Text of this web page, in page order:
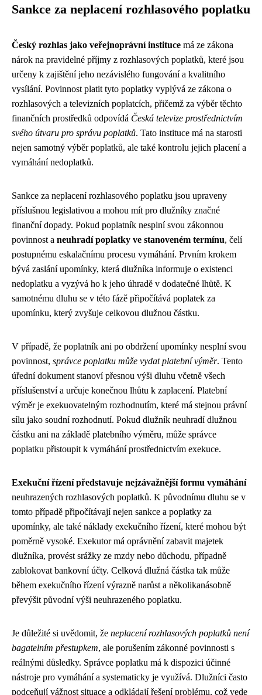
Sankce za neplacení rozhlasového poplatku
Český rozhlas jako veřejnoprávní instituce má ze zákona
nárok na pravidelné příjmy z rozhlasových poplatků, které jsou
určeny k zajištění jeho nezávislého fungování a kvalitního
vysílání. Povinnost platit tyto poplatky vyplývá ze zákona o
rozhlasových a televizních poplatcích, přičemž za výběr těchto
finančních prostředků odpovídá Česká televize prostřednictvím
svého útvaru pro správu poplatků. Tato instituce má na starosti
nejen samotný výběr poplatků, ale také kontrolu jejich placení a
vymáhání nedoplatků.
Sankce za neplacení rozhlasového poplatku jsou upraveny
příslušnou legislativou a mohou mít pro dlužníky značné
finanční dopady. Pokud poplatník nesplní svou zákonnou
povinnost a neuhradí poplatky ve stanoveném termínu, čelí
postupnému eskalačnímu procesu vymáhání. Prvním krokem
bývá zaslání upomínky, která dlužníka informuje o existenci
nedoplatku a vyzývá ho k jeho úhradě v dodatečné lhůtě. K
samotnému dluhu se v této fázě připočítává poplatek za
upomínku, který zvyšuje celkovou dlužnou částku.
V případě, že poplatník ani po obdržení upomínky nesplní svou
povinnost, správce poplatku může vydat platební výměr. Tento
úřední dokument stanoví přesnou výši dluhu včetně všech
příslušenství a určuje konečnou lhůtu k zaplacení. Platební
výměr je exekuovatelným rozhodnutím, které má stejnou právní
sílu jako soudní rozhodnutí. Pokud dlužník neuhradí dlužnou
částku ani na základě platebního výměru, může správce
poplatku přistoupit k vymáhání prostřednictvím exekuce.
Exekuční řízení představuje nejzávažnější formu vymáhání
neuhrazených rozhlasových poplatků. K původnímu dluhu se v
tomto případě připočítávají nejen sankce a poplatky za
upomínky, ale také náklady exekučního řízení, které mohou být
poměrně vysoké. Exekutor má oprávnění zabavit majetek
dlužníka, provést srážky ze mzdy nebo důchodu, případně
zablokovat bankovní účty. Celková dlužná částka tak může
během exekučního řízení výrazně narůst a několikanásobně
převýšit původní výši neuhrazeného poplatku.
Je důležité si uvědomit, že neplacení rozhlasových poplatků není
bagatelním přestupkem, ale porušením zákonné povinnosti s
reálnými důsledky. Správce poplatku má k dispozici účinné
nástroje pro vymáhání a systematicky je využívá. Dlužníci často
podceňují vážnost situace a odkládají řešení problému, což vede